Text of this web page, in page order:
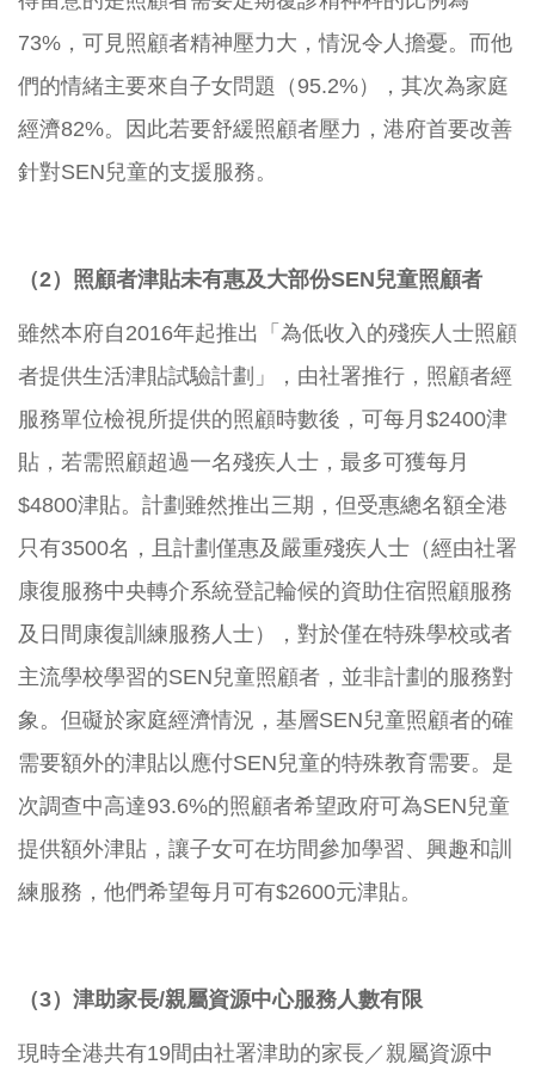
73%，可見照顧者精神壓力大，情況令人擔憂。而他
們的情緒主要來自子女問題（95.2%），其次為家庭
經濟82%。因此若要舒緩照顧者壓力，港府首要改善
針對SEN兒童的支援服務。
（2）照顧者津貼未有惠及大部份SEN兒童照顧者
雖然本府自2016年起推出「為低收入的殘疾人士照顧
者提供生活津貼試驗計劃」，由社署推行，照顧者經
服務單位檢視所提供的照顧時數後，可每月$2400津
貼，若需照顧超過一名殘疾人士，最多可獲每月
$4800津貼。計劃雖然推出三期，但受惠總名額全港
只有3500名，且計劃僅惠及嚴重殘疾人士（經由社署
康復服務中央轉介系統登記輪候的資助住宿照顧服務
及日間康復訓練服務人士），對於僅在特殊學校或者
主流學校學習的SEN兒童照顧者，並非計劃的服務對
象。但礙於家庭經濟情況，基層SEN兒童照顧者的確
需要額外的津貼以應付SEN兒童的特殊教育需要。是
次調查中高達93.6%的照顧者希望政府可為SEN兒童
提供額外津貼，讓子女可在坊間參加學習、興趣和訓
練服務，他們希望每月可有$2600元津貼。
（3）津助家長/親屬資源中心服務人數有限
現時全港共有19間由社署津助的家長／親屬資源中